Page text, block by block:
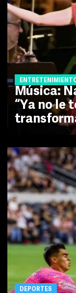
Música:
“Ya no le
DEPORTES